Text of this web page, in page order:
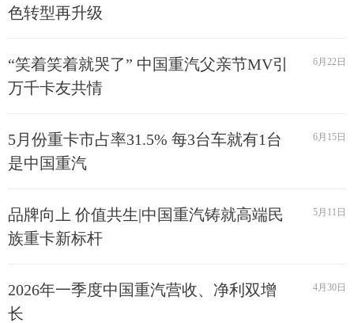
色转型再升级
“笑着笑着就哭了” 中国重汽父亲节MV引
万千卡友共情
6月22日
5月份重卡市占率31.5% 每3台车就有1台
是中国重汽
6月15日
品牌向上 价值共生|中国重汽铸就高端民
族重卡新标杆
5月11日
2026年一季度中国重汽营收、净利双增
长
4月30日